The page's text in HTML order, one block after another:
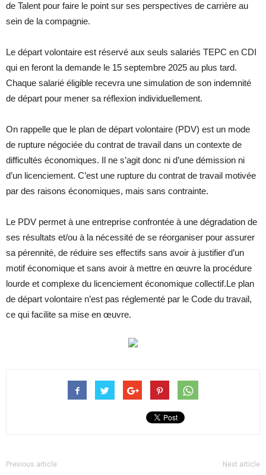
de Talent pour faire le point sur ses perspectives de carrière au
sein de la compagnie.
Le départ volontaire est réservé aux seuls salariés TEPC en CDI
qui en feront la demande le 15 septembre 2025 au plus tard.
Chaque salarié éligible recevra une simulation de son indemnité
de départ pour mener sa réflexion individuellement.
On rappelle que le plan de départ volontaire (PDV) est un mode
de rupture négociée du contrat de travail dans un contexte de
difficultés économiques. Il ne s’agit donc ni d’une démission ni
d’un licenciement. C’est une rupture du contrat de travail motivée
par des raisons économiques, mais sans contrainte.
Le PDV permet à une entreprise confrontée à une dégradation de
ses résultats et/ou à la nécessité de se réorganiser pour assurer
sa pérennité, de réduire ses effectifs sans avoir à justifier d’un
motif économique et sans avoir à mettre en œuvre la procédure
lourde et complexe du licenciement économique collectif.Le plan
de départ volontaire n’est pas réglementé par le Code du travail,
ce qui facilite sa mise en œuvre.
Previous article Next article